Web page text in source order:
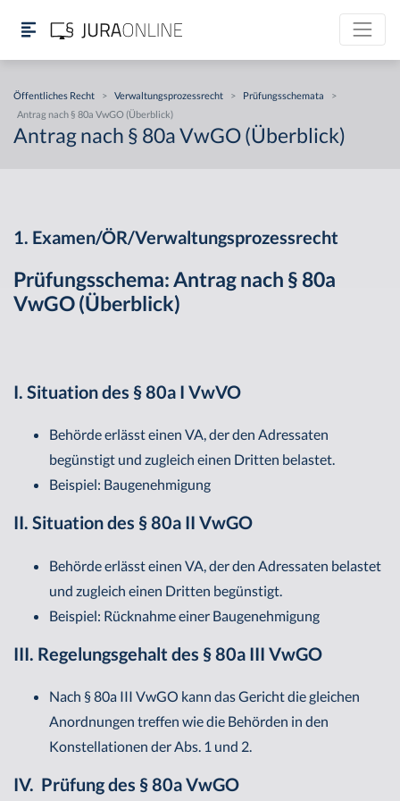
Öffentliches Recht > Verwaltungsprozessrecht > Prüfungsschemata
>
Antrag nach § 80a VwGO (Überblick)
Antrag nach § 80a VwGO (Überblick)
1. Examen/ÖR/Verwaltungsprozessrecht
Prüfungsschema: Antrag nach § 80a
VwGO (Überblick)
I. Situation des § 80a I VwVO
Behörde erlässt einen VA, der den Adressaten
begünstigt und zugleich einen Dritten belastet.
Beispiel: Baugenehmigung
II. Situation des § 80a II VwGO
Behörde erlässt einen VA, der den Adressaten belastet
und zugleich einen Dritten begünstigt.
Beispiel: Rücknahme einer Baugenehmigung
III. Regelungsgehalt des § 80a III VwGO
Nach § 80a III VwGO kann das Gericht die gleichen
Anordnungen treffen wie die Behörden in den
Konstellationen der Abs. 1 und 2.
IV. Prüfung des § 80a VwGO